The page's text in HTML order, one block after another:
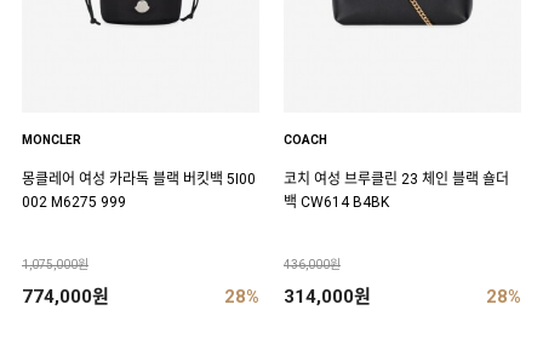
MONCLER
몽클레어 여성 카라독 블랙 버킷백 5I00
002 M6275 999
1,075,000원
774,000원 28%
COACH
코치 여성 브루클린 23 체인 블랙 숄더
백 CW614 B4BK
436,000원
314,000원 28%